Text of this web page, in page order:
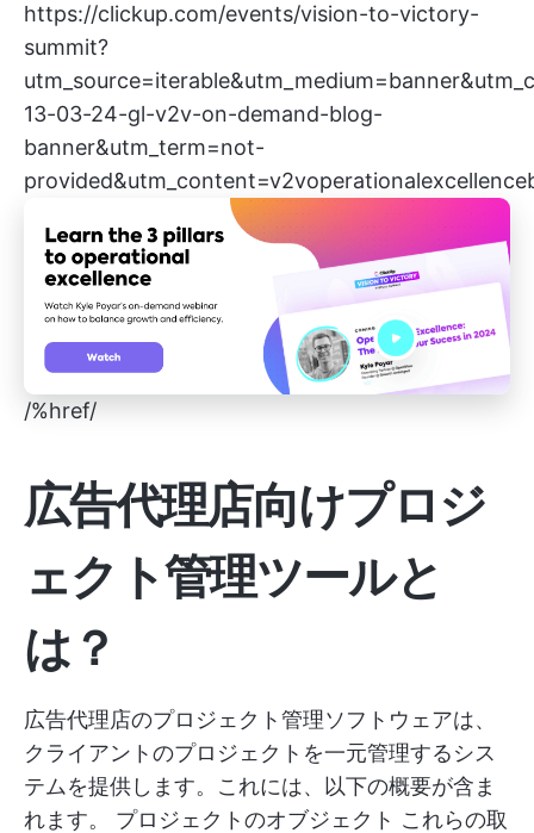
https://clickup.com/events/vision-to-victory-
summit?
13-03-24-gl-v2v-on-demand-blog-
banner&utm_term=not-
/%href/
広告代理店向けプロジ
ェクト管理ツールと
は？
広告代理店のプロジェクト管理ソフトウェアは、
クライアントのプロジェクトを一元管理するシス
テムを提供します。これには、以下の概要が含ま
れます。 プロジェクトのオブジェクト これらの取